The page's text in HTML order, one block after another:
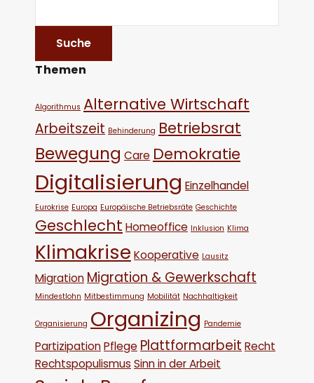
Themen
Algorithmus Alternative Wirtschaft
Arbeitszeit Behinderung Betriebsrat
Bewegung Care Demokratie
Digitalisierung Einzelhandel
Eurokrise Europa Europäische Betriebsräte Geschichte
Geschlecht Homeoffice Inklusion Klima
Klimakrise Kooperative Lausitz
Migration Migration & Gewerkschaft
Mindestlohn Mitbestimmung Mobilität Nachhaltigkeit
Organisierung Organizing Pandemie
PartizipationPflege Plattformarbeit Recht
Rechtspopulismus Sinn in der Arbeit